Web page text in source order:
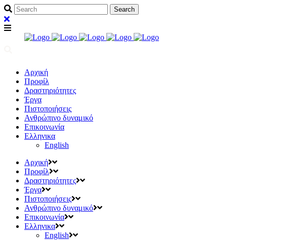
Αρχική
Προφίλ
Δραστηριότητες
Έργα
Πιστοποιήσεις
Ανθρώπινο δυναμικό
Επικοινωνία
Ελληνικα
English
Αρχική
Προφίλ
Δραστηριότητες
Έργα
Πιστοποιήσεις
Ανθρώπινο δυναμικό
Επικοινωνία
Ελληνικα
English